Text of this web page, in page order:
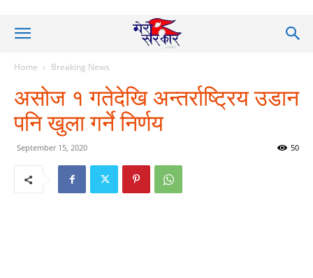
Home Breaking News
असोज १ गतेदेखि अन्तर्राष्ट्रिय उडान
पनि खुला गर्ने निर्णय
September 15, 2020 50